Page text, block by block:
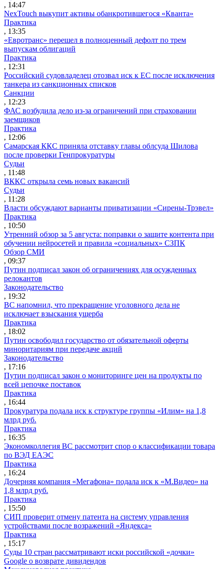
, 14:47
NexTouch выкупит активы обанкротившегося «Кванта»
Практика
, 13:35
«Евротранс» перешел в полноценный дефолт по трем
выпускам облигаций
Практика
, 12:31
Российский судовладелец отозвал иск к ЕС после исключения
танкера из санкционных списков
Санкции
, 12:23
ФАС возбудила дело из-за ограничений при страховании
заемщиков
Практика
, 12:06
Самарская ККС приняла отставку главы облсуда Шилова
после проверки Генпрокуратуры
Судьи
, 11:48
ВККС открыла семь новых вакансий
Судьи
, 11:28
Власти обсуждают варианты приватизации «Сирены-Трэвел»
Практика
, 10:50
Утренний обзор за 5 августа: поправки о защите контента при
обучении нейросетей и правила «социальных» СЗПК
Обзор СМИ
, 09:37
Путин подписал закон об ограничениях для осужденных
релокантов
Законодательство
, 19:32
ВС напомнил, что прекращение уголовного дела не
исключает взыскания ущерба
Практика
, 18:02
Путин освободил государство от обязательной оферты
миноритариям при передаче акций
Законодательство
, 17:16
Путин подписал закон о мониторинге цен на продукты по
всей цепочке поставок
Практика
, 16:44
Прокуратура подала иск к структуре группы «Илим» на 1,8
млрд руб.
Практика
, 16:35
Экономколлегия ВС рассмотрит спор о классификации товара
по ВЭД ЕАЭС
Практика
, 16:24
Дочерняя компания «Мегафона» подала иск к «М.Видео» на
1,8 млрд руб.
Практика
, 15:50
СИП проверит отмену патента на систему управления
устройствами после возражений «Яндекса»
Практика
, 15:17
Суды 10 стран рассматривают иски российской «дочки»
Google о возврате дивидендов